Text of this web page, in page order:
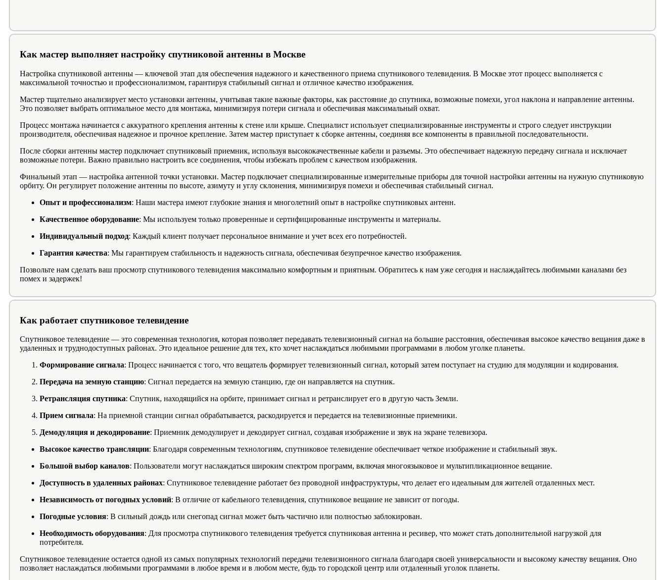
Как мастер выполняет настройку спутниковой антенны в Москве
Настройка спутниковой антенны — ключевой этап для обеспечения надежного и качественного приема спутникового телевидения. В Москве этот процесс выполняется с
максимальной точностью и профессионализмом, гарантируя стабильный сигнал и отличное качество изображения.
Мастер тщательно анализирует место установки антенны, учитывая такие важные факторы, как расстояние до спутника, возможные помехи, угол наклона и направление антенны.
Это позволяет выбрать оптимальное место для монтажа, минимизируя потери сигнала и обеспечивая максимальный охват.
Процесс монтажа начинается с аккуратного крепления антенны к стене или крыше. Специалист использует специализированные инструменты и строго следует инструкции
производителя, обеспечивая надежное и прочное крепление. Затем мастер приступает к сборке антенны, соединяя все компоненты в правильной последовательности.
После сборки антенны мастер подключает спутниковый приемник, используя высококачественные кабели и разъемы. Это обеспечивает надежную передачу сигнала и исключает
возможные потери. Важно правильно настроить все соединения, чтобы избежать проблем с качеством изображения.
Финальный этап — настройка антенной точки установки. Мастер подключает специализированные измерительные приборы для точной настройки антенны на нужную спутниковую
орбиту. Он регулирует положение антенны по высоте, азимуту и углу склонения, минимизируя помехи и обеспечивая стабильный сигнал.
Опыт и профессионализм: Наши мастера имеют глубокие знания и многолетний опыт в настройке спутниковых антенн.
Качественное оборудование: Мы используем только проверенные и сертифицированные инструменты и материалы.
Индивидуальный подход: Каждый клиент получает персональное внимание и учет всех его потребностей.
Гарантия качества: Мы гарантируем стабильность и надежность сигнала, обеспечивая безупречное качество изображения.
Позвольте нам сделать ваш просмотр спутникового телевидения максимально комфортным и приятным. Обратитесь к нам уже сегодня и наслаждайтесь любимыми каналами без
помех и задержек!
Как работает спутниковое телевидение
Спутниковое телевидение — это современная технология, которая позволяет передавать телевизионный сигнал на большие расстояния, обеспечивая высокое качество вещания даже в
удаленных и труднодоступных районах. Это идеальное решение для тех, кто хочет наслаждаться любимыми программами в любом уголке планеты.
Формирование сигнала: Процесс начинается с того, что вещатель формирует телевизионный сигнал, который затем поступает на студию для модуляции и кодирования.
Передача на земную станцию: Сигнал передается на земную станцию, где он направляется на спутник.
Ретрансляция спутника: Спутник, находящийся на орбите, принимает сигнал и ретранслирует его в другую часть Земли.
Прием сигнала: На приемной станции сигнал обрабатывается, раскодируется и передается на телевизионные приемники.
Демодуляция и декодирование: Приемник демодулирует и декодирует сигнал, создавая изображение и звук на экране телевизора.
Высокое качество трансляции: Благодаря современным технологиям, спутниковое телевидение обеспечивает четкое изображение и стабильный звук.
Большой выбор каналов: Пользователи могут наслаждаться широким спектром программ, включая многоязыковое и мультипликационное вещание.
Доступность в удаленных районах: Спутниковое телевидение работает без проводной инфраструктуры, что делает его идеальным для жителей отдаленных мест.
Независимость от погодных условий: В отличие от кабельного телевидения, спутниковое вещание не зависит от погоды.
Погодные условия: В сильный дождь или снегопад сигнал может быть частично или полностью заблокирован.
Необходимость оборудования: Для просмотра спутникового телевидения требуется спутниковая антенна и ресивер, что может стать дополнительной нагрузкой для
потребителя.
Спутниковое телевидение остается одной из самых популярных технологий передачи телевизионного сигнала благодаря своей универсальности и высокому качеству вещания. Оно
позволяет наслаждаться любимыми программами в любое время и в любом месте, будь то городской центр или отдаленный уголок планеты.